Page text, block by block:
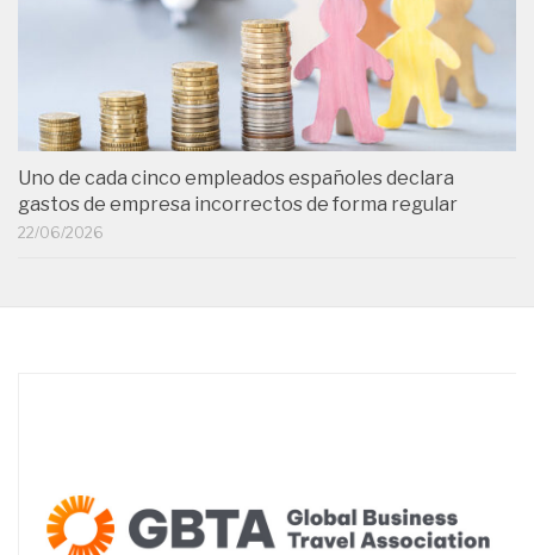
Uno de cada cinco empleados españoles declara
gastos de empresa incorrectos de forma regular
22/06/2026